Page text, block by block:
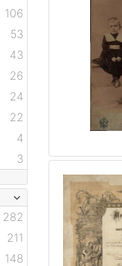
106
53
43
26
24
22
4
3
282
211
148